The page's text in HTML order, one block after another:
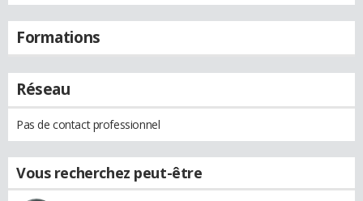
Formations
Réseau
Pas de contact professionnel
Vous recherchez peut-être